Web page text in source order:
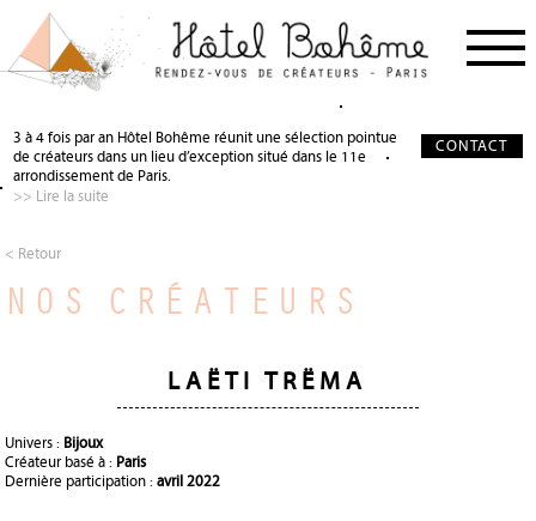
NOS CRÉATEURS
PRESSE
QUI SOMMES-NOUS ?
SALON DE THÉ
DEVENIR PARTENAIRE
3 à 4 fois par an Hôtel Bohême réunit une sélection pointue
de créateurs dans un lieu d’exception situé dans le 11e
arrondissement de Paris.
>> Lire la suite
CONTACT
< Retour
NOS CRÉATEURS
LAËTI TRËMA
Univers : Bijoux
Créateur basé à : Paris
Dernière participation :avril 2022